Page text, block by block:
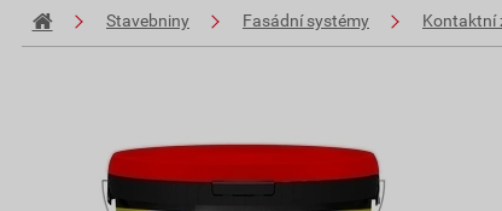
Stavebniny Fasádní systémy Kontaktní